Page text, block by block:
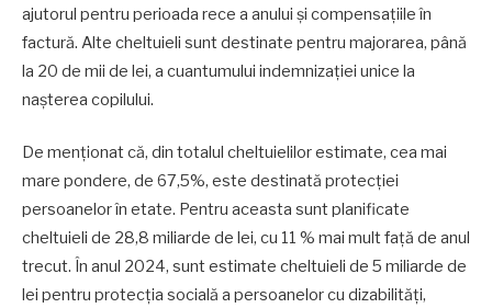
ajutorul pentru perioada rece a anului și compensațiile în
factură. Alte cheltuieli sunt destinate pentru majorarea, până
la 20 de mii de lei, a cuantumului indemnizației unice la
nașterea copilului.
De menționat că, din totalul cheltuielilor estimate, cea mai
mare pondere, de 67,5%, este destinată protecției
persoanelor în etate. Pentru aceasta sunt planificate
cheltuieli de 28,8 miliarde de lei, cu 11 % mai mult față de anul
trecut. În anul 2024, sunt estimate cheltuieli de 5 miliarde de
lei pentru protecția socială a persoanelor cu dizabilități,